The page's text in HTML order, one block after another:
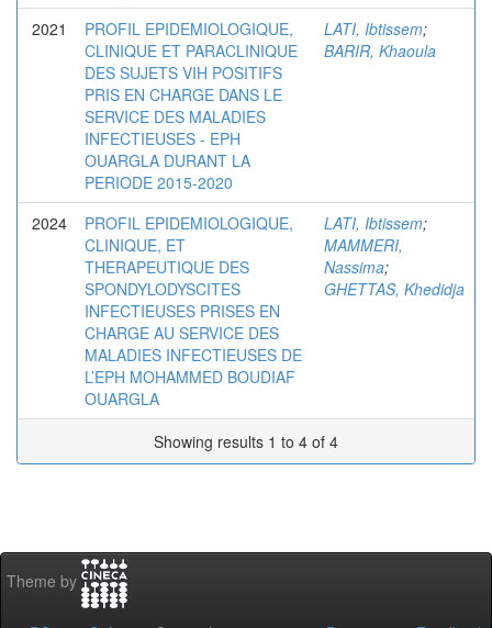
2021
PROFIL EPIDEMIOLOGIQUE,
CLINIQUE ET PARACLINIQUE
DES SUJETS VIH POSITIFS
PRIS EN CHARGE DANS LE
SERVICE DES MALADIES
INFECTIEUSES - EPH
OUARGLA DURANT LA
PERIODE 2015-2020
LATI, Ibtissem;
BARIR, Khaoula
2024
PROFIL EPIDEMIOLOGIQUE,
CLINIQUE, ET
THERAPEUTIQUE DES
SPONDYLODYSCITES
INFECTIEUSES PRISES EN
CHARGE AU SERVICE DES
MALADIES INFECTIEUSES DE
L’EPH MOHAMMED BOUDIAF
OUARGLA
LATI, Ibtissem;
MAMMERI,
Nassima;
GHETTAS, Khedidja
Showing results 1 to 4 of 4
Theme by